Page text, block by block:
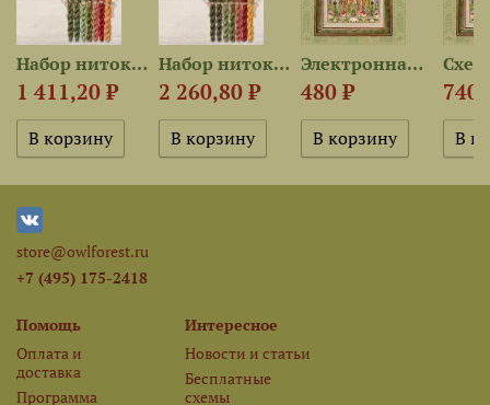
Набор ниток OwlForest для...
1 411,20 ₽
Набор ниток OwlForest для...
2 260,80 ₽
Электронная схема «Добромир»
480 ₽ 740
store@owlforest.ru
+7 (495) 175-2418
Помощь
Оплата и
доставка
Программа
Интересное
Новости и статьи
Бесплатные
схемы